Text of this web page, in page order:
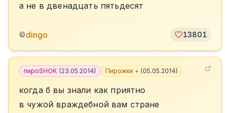
а не в двенадцать пятьдесят
©dingo 13801
пироSHOK (23.05.2014) Пирожки + (05.05.2014)
когда б вы знали как приятно
в чужой враждебной вам стране